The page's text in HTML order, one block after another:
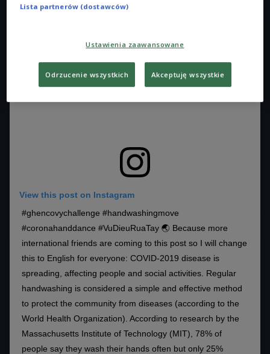
miejscach i zachować ogólną ostrożność.
View this post on Instagram
#ghencovychallenge #handwashingmove
#coronahanddance #VuDieuRuaTay 🌏 Because more
international friends are coming to this post so I will change
this to English for everyone: COVID-2019 disease is
spreading, affecting people and social activities. Regular
handwashing is considered a simple and effective method
to protect the community from diseases (according to the
World Health Organization). According to research by the
Massachusetts Institute of Technology (MIT), 78% of
people say they wash their hands often but only 25%
Lista partnerów (dostawców)
Ustawienia zaawansowane
Odrzucenie wszystkich Akceptuję wszystkie